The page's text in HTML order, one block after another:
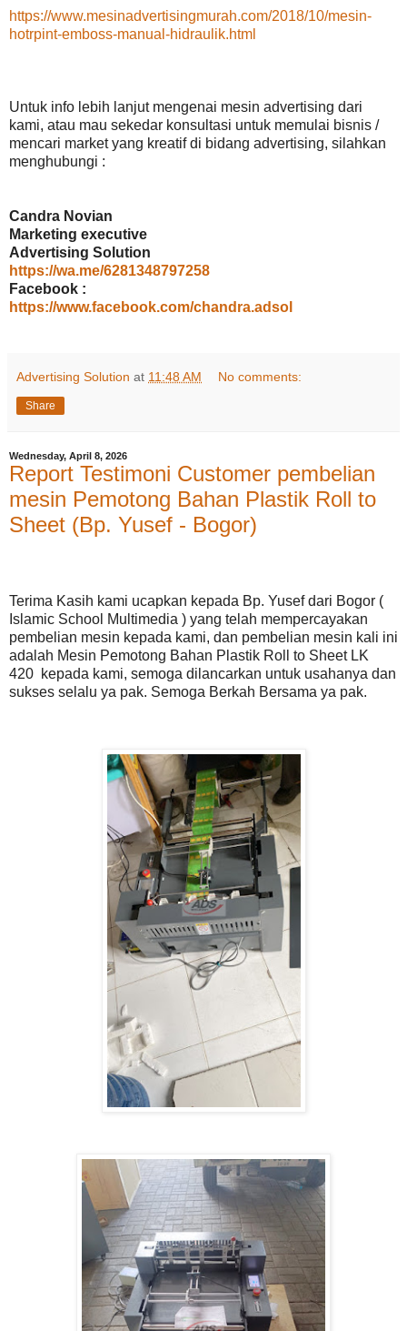
https://www.mesinadvertisingmurah.com/2018/10/mesin-
hotrpint-emboss-manual-hidraulik.html
Untuk info lebih lanjut mengenai mesin advertising dari
kami, atau mau sekedar konsultasi untuk memulai bisnis /
mencari market yang kreatif di bidang advertising, silahkan
menghubungi :
Candra Novian
Marketing executive
Advertising Solution
https://wa.me/6281348797258
Facebook :
https://www.facebook.com/chandra.adsol
Advertising Solution at 11:48 AM No comments:
Share
Wednesday, April 8, 2026
Report Testimoni Customer pembelian
mesin Pemotong Bahan Plastik Roll to
Sheet (Bp. Yusef - Bogor)
Terima Kasih kami ucapkan kepada Bp. Yusef dari Bogor (
Islamic School Multimedia ) yang telah mempercayakan
pembelian mesin kepada kami, dan pembelian mesin kali ini
adalah Mesin Pemotong Bahan Plastik Roll to Sheet LK
420 kepada kami, semoga dilancarkan untuk usahanya dan
sukses selalu ya pak. Semoga Berkah Bersama ya pak.